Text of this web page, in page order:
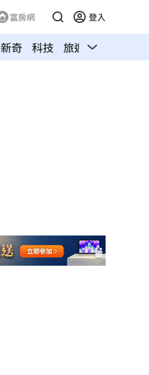
富房網 登入
新奇 科技 旅遊 汽車